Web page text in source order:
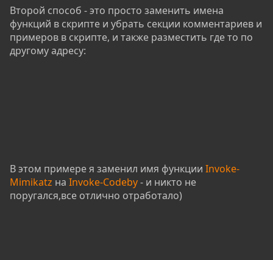
Второй способ - это просто заменить имена
функций в скрипте и убрать секции комментариев и
примеров в скрипте, и также разместить где то по
другому адресу:
В этом примере я заменил имя функции Invoke-
Mimikatz на Invoke-Codeby- и никто не
поругался,все отлично отработало)